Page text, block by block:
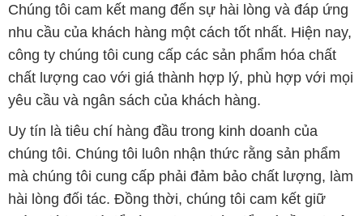
Chúng tôi cam kết mang đến sự hài lòng và đáp ứng
nhu cầu của khách hàng một cách tốt nhất. Hiện nay,
công ty chúng tôi cung cấp các sản phẩm hóa chất
chất lượng cao với giá thành hợp lý, phù hợp với mọi
yêu cầu và ngân sách của khách hàng.
Uy tín là tiêu chí hàng đầu trong kinh doanh của
chúng tôi. Chúng tôi luôn nhận thức rằng sản phẩm
mà chúng tôi cung cấp phải đảm bảo chất lượng, làm
hài lòng đối tác. Đồng thời, chúng tôi cam kết giữ